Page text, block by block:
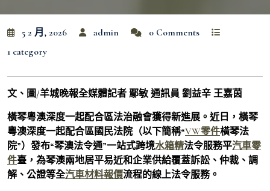
5 2 月, 2026 admin
0 Comments
1 category
文、圖/羊城晚報全媒體記者 鄢敏 通訊員 劉益辛 王嘉茵
橫琴粵澳深度一起配合區法治融會獲得新進展。近日，橫琴
粵澳深度一起配合區國民法院（以下簡稱“VW零件橫琴法
院”）發布“琴澳法令通”一站式跨境水箱精法令服務平汽車零
件臺，為琴澳兩地居平易近和企業供給覆蓋訴訟、仲裁、調
解、公證等全汽車材料報價流程的線上法令服務。